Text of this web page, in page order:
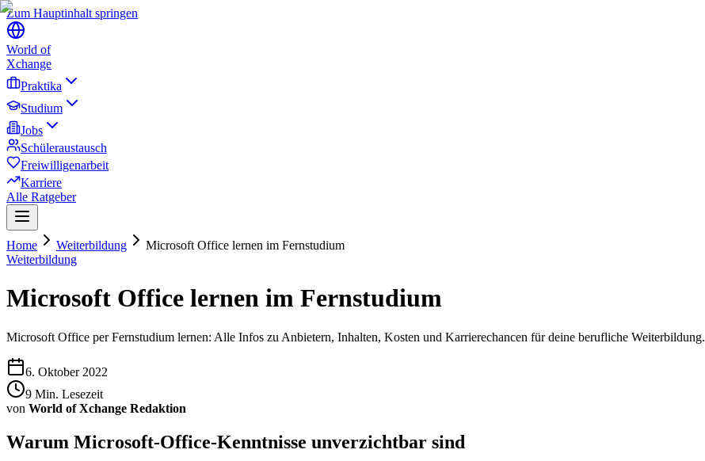
Zum Hauptinhalt springen
World of
Xchange
Praktika
Studium
Jobs
Schüleraustausch
Freiwilligenarbeit
Karriere
Alle Ratgeber
Home Weiterbildung
Microsoft Office lernen im Fernstudium
Weiterbildung
Microsoft Office lernen im Fernstudium
Microsoft Office per Fernstudium lernen: Alle Infos zu Anbietern, Inhalten, Kosten und Karrierechancen für deine berufliche Weiterbildung.
6. Oktober 2022
9 Min. Lesezeit
von World of Xchange Redaktion
Warum Microsoft-Office-Kenntnisse unverzichtbar sind